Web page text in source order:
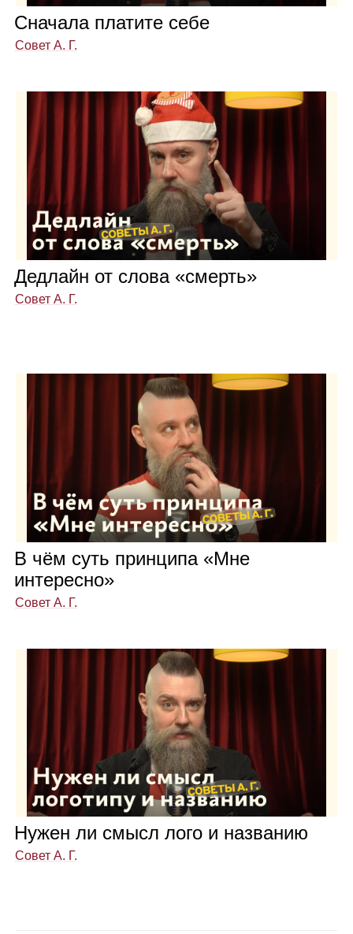
Сна­чала пла­тите себе
Совет А. Г.
Дед­лайн от слова «смерть»
Совет А. Г.
В чём суть прин­ципа «Мне
инте­ресно»
Совет А. Г.
Нужен ли смысл лого и назва­нию
Совет А. Г.